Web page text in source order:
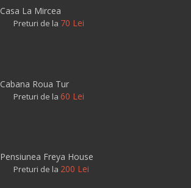
Casa La Mircea
Preturi de la 70 Lei
Cabana Roua Tur
Preturi de la 60 Lei
Pensiunea Freya House
Preturi de la 200 Lei